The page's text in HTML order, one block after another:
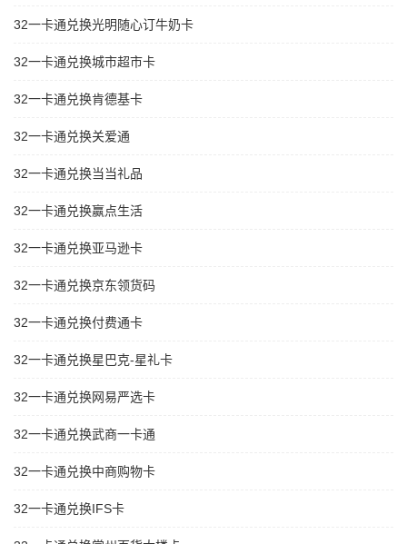
32一卡通兑换光明随心订牛奶卡
32一卡通兑换城市超市卡
32一卡通兑换肯德基卡
32一卡通兑换关爱通
32一卡通兑换当当礼品
32一卡通兑换赢点生活
32一卡通兑换亚马逊卡
32一卡通兑换京东领货码
32一卡通兑换付费通卡
32一卡通兑换星巴克-星礼卡
32一卡通兑换网易严选卡
32一卡通兑换武商一卡通
32一卡通兑换中商购物卡
32一卡通兑换IFS卡